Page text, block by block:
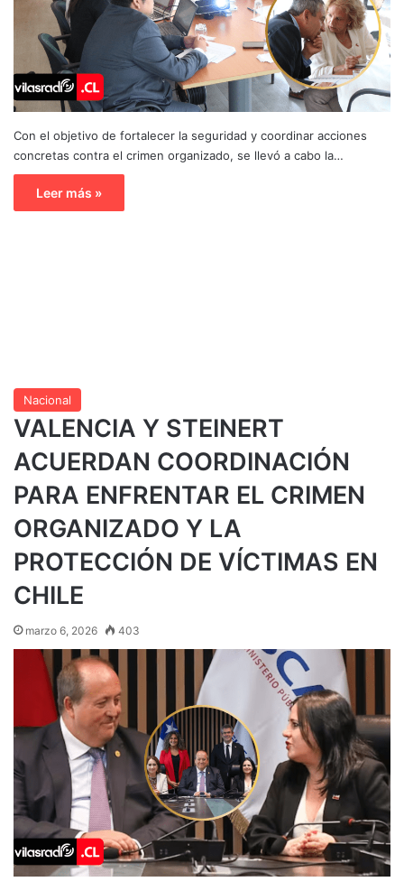
Con el objetivo de fortalecer la seguridad y coordinar acciones
concretas contra el crimen organizado, se llevó a cabo la…
Leer más »
Nacional
VALENCIA Y STEINERT
ACUERDAN COORDINACIÓN
PARA ENFRENTAR EL CRIMEN
ORGANIZADO Y LA
PROTECCIÓN DE VÍCTIMAS EN
CHILE
marzo 6, 2026 403